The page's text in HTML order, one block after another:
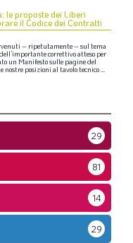
le proposte dei Liberi
il Codice dei Contratti
– ripetutamente–sul tema
dell’importantecorrettivoatteso per
un Manifestosulle paginedel
le nostre posizioni al tavolo tecnico...
29
81
14
29